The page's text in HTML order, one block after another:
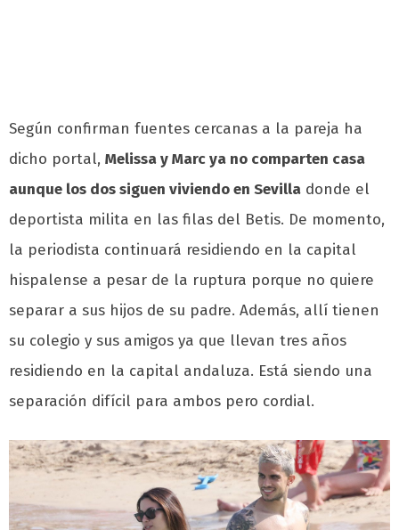
Según confirman fuentes cercanas a la pareja ha
dicho portal, Melissa y Marc ya no comparten casa
aunque los dos siguen viviendo en Sevilla donde el
deportista milita en las filas del Betis. De momento,
la periodista continuará residiendo en la capital
hispalense a pesar de la ruptura porque no quiere
separar a sus hijos de su padre. Además, allí tienen
su colegio y sus amigos ya que llevan tres años
residiendo en la capital andaluza. Está siendo una
separación difícil para ambos pero cordial.